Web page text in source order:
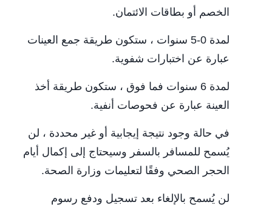
الخصم أو بطاقات الائتمان.
لمدة 0-5 سنوات ، ستكون طريقة جمع العينات
عبارة عن اختبارات شفوية.
لمدة 6 سنوات فما فوق ، ستكون طريقة أخذ
العينة عبارة عن فحوصات أنفية.
في حالة وجود نتيجة إيجابية أو غير محددة ، لن
يُسمح للمسافر بالسفر وسيحتاج إلى إكمال أيام
الحجر الصحي وفقًا لتعليمات وزارة الصحة.
لن يُسمح بالإلغاء بعد تسجيل ودفع رسوم